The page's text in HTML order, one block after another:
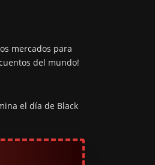
mercados para
del mundo!
el día de Black